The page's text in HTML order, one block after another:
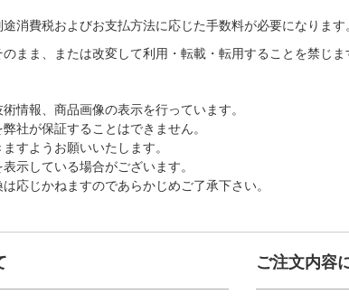
消費税およびお支払方法に応じた手数料が必要になります
ま、または改変して利用・転載・転用することを禁じま
情報、商品画像の表示を行っています。
社が保証することはできません。
すようお願いいたします。
示している場合がございます。
応じかねますのであらかじめご了承下さい。
ご注文内容